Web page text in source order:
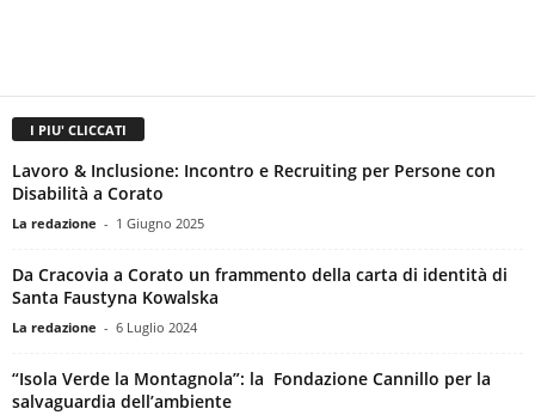
I PIU' CLICCATI
Lavoro & Inclusione: Incontro e Recruiting per Persone con
Disabilità a Corato
La redazione - 1 Giugno 2025
Da Cracovia a Corato un frammento della carta di identità di
Santa Faustyna Kowalska
La redazione - 6 Luglio 2024
“Isola Verde la Montagnola”: la Fondazione Cannillo per la
salvaguardia dell’ambiente